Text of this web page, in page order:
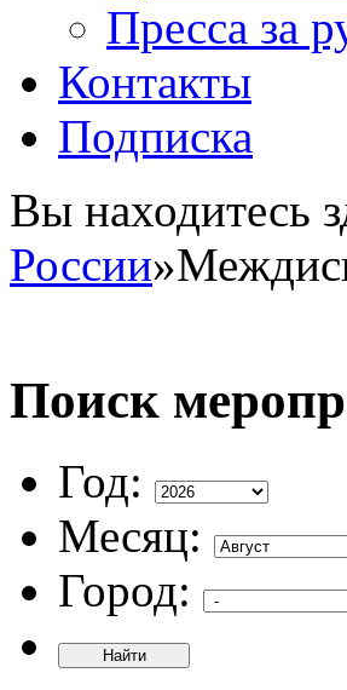
Пресса за
Контакты
Подписка
Вы находитесь
России»
Поиск
Год:
Месяц:
Город:
Найти